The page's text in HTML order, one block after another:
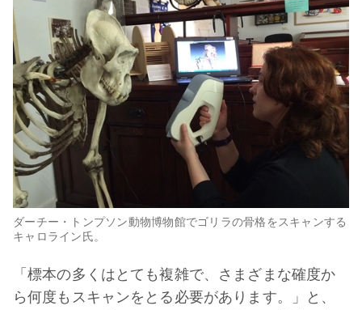
ダーチー・トンプソン動物博物館でゴリラの骨格をスキャンする
キャロライン氏。
「標本の多くはとても複雑で、さまざまな確度か
ら何度もスキャンをとる必要があります。」と、